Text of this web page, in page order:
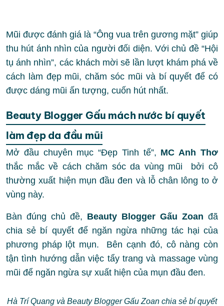
Mũi được đánh giá là “Ông vua trên gương mặt” giúp
thu hút ánh nhìn của người đối diện. Với chủ đề “Hội
tụ ánh nhìn”, các khách mời sẽ lần lượt khám phá về
cách làm đẹp mũi, chăm sóc mũi và bí quyết để có
được dáng mũi ấn tượng, cuốn hút nhất.
Beauty Blogger Gấu mách nước bí quyết
làm đẹp da đầu mũi
Mở đầu chuyên mục “Đẹp Tinh tế”, MC Anh Thơ
thắc mắc về cách chăm sóc da vùng mũi bởi cô
thường xuất hiện mụn đầu đen và lỗ chân lông to ở
vùng này.
Bàn đúng chủ đề, Beauty Blogger Gấu Zoan đã
chia sẻ bí quyết để ngăn ngừa những tác hại của
phương pháp lột mụn. Bên cạnh đó, cô nàng còn
tận tình hướng dẫn việc tẩy trang và massage vùng
mũi để ngăn ngừa sự xuất hiện của mụn đầu đen.
Hà Trí Quang và Beauty Blogger Gấu Zoan chia sẻ bí quyết